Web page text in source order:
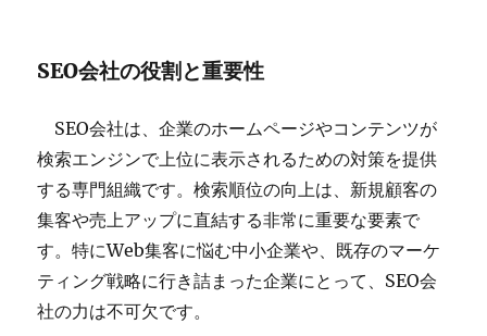
SEO会社の役割と重要性
SEO会社は、企業のホームページやコンテンツが
検索エンジンで上位に表示されるための対策を提供
する専門組織です。検索順位の向上は、新規顧客の
集客や売上アップに直結する非常に重要な要素で
す。特にWeb集客に悩む中小企業や、既存のマーケ
ティング戦略に行き詰まった企業にとって、SEO会
社の力は不可欠です。